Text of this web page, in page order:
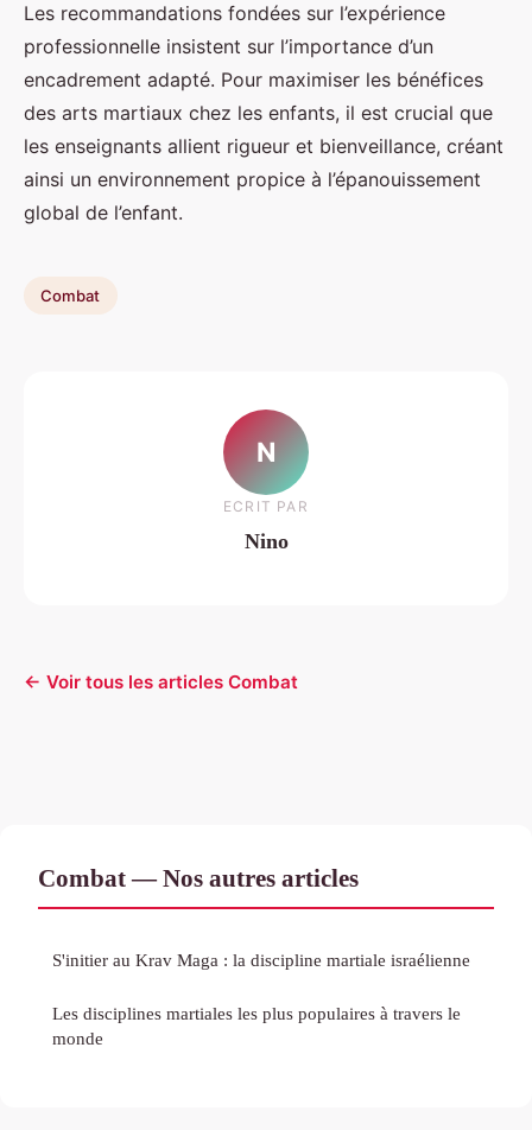
Les recommandations fondées sur l’expérience
professionnelle insistent sur l’importance d’un
encadrement adapté. Pour maximiser les bénéfices
des arts martiaux chez les enfants, il est crucial que
les enseignants allient rigueur et bienveillance, créant
ainsi un environnement propice à l’épanouissement
global de l’enfant.
Combat
N
ECRIT PAR
Nino
← Voir tous les articles Combat
Combat — Nos autres articles
S'initier au Krav Maga : la discipline martiale israélienne
Les disciplines martiales les plus populaires à travers le
monde